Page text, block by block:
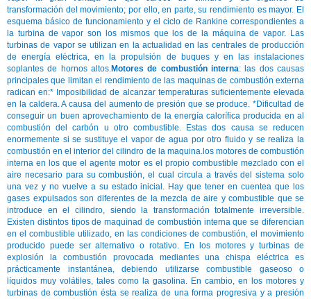
transformación del movimiento; por ello, en parte, su rendimiento es mayor. El
esquema básico de funcionamiento y el ciclo de Rankine correspondientes a
la turbina de vapor son los mismos que los de la máquina de vapor. Las
turbinas de vapor se utilizan en la actualidad en las centrales de producción
de energía eléctrica, en la propulsión de buques y en las instalaciones
soplantes de hornos altos.Motores de combustión interna: las dos causas
principales que limitan el rendimiento de las maquinas de combustión externa
radican en:* Imposibilidad de alcanzar temperaturas suficientemente elevada
en la caldera. A causa del aumento de presión que se produce. *Dificultad de
conseguir un buen aprovechamiento de la energía calorífica producida en al
combustión del carbón u otro combustible. Estas dos causa se reducen
enormemente si se sustituye el vapor de agua por otro fluido y se realiza la
combustión en el interior del cilindro de la maquina.los motores de combustión
interna en los que el agente motor es el propio combustible mezclado con el
aire necesario para su combustión, el cual circula a través del sistema solo
una vez y no vuelve a su estado inicial. Hay que tener en cuentea que los
gases expulsados son diferentes de la mezcla de aire y combustible que se
introduce en el cilindro, siendo la transformación totalmente irreversible.
Existen distintos tipos de maquinad de combustión interna que se diferencian
en el combustible utilizado, en las condiciones de combustión, el movimiento
producido puede ser alternativo o rotativo. En los motores y turbinas de
explosión la combustión provocada mediantes una chispa eléctrica es
prácticamente instantánea, debiendo utilizarse combustible gaseoso o
líquidos muy volátiles, tales como la gasolina. En cambio, en los motores y
turbinas de combustión ésta se realiza de una forma progresiva y a presión